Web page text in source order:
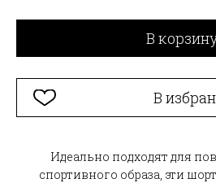
В
В
Идеально подходят для
спортивного образа, эти